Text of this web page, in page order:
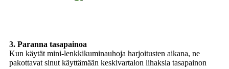
3. Paranna tasapainoa
Kun käytät mini-lenkkikuminauhoja harjoitusten aikana, ne
pakottavat sinut käyttämään keskivartalon lihaksia tasapainon